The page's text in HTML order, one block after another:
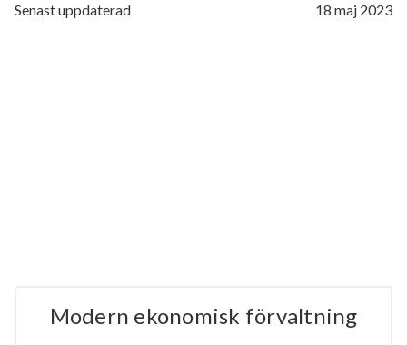
Senast uppdaterad 18 maj 2023
Modern ekonomisk förvaltning